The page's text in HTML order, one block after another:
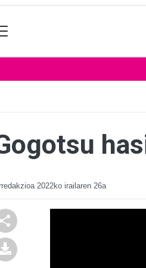
2022ko irailaren 26a